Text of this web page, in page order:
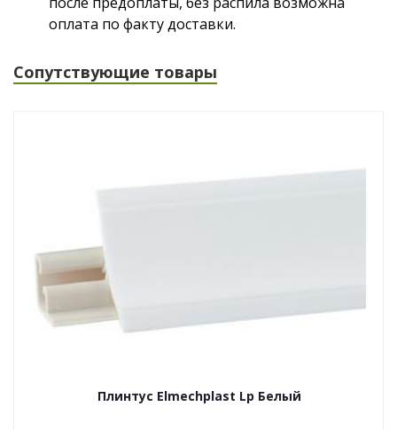
оплата по факту доставки.
Сопутствующие товары
Плинтус Elmechplast Lp Белый